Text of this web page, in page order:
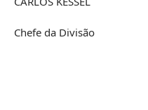
Chefe da Divisão